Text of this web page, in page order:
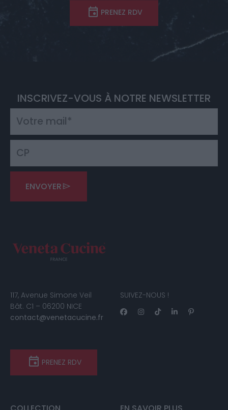
PRENEZ RDV
INSCRIVEZ-VOUS À NOTRE NEWSLETTER
ENVOYER
117, Avenue Simone Veil
Bât. C1 – 06200 NICE
contact@venetacucine.fr
SUIVEZ-NOUS !
PRENEZ RDV